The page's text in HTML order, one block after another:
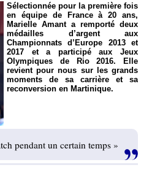
Sélectionnée pour la première fois
en équipe de France à 20 ans,
Marielle Amant a remporté deux
médailles d’argent aux
Championnats d’Europe 2013 et
2017 et a participé aux Jeux
Olympiques de Rio 2016. Elle
revient pour nous sur les grands
moments de sa carrière et sa
reconversion en Martinique.
pendant un certain temps »